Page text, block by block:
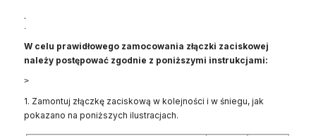
.
.
W celu prawidłowego zamocowania złączki zaciskowej
należy postępować zgodnie z poniższymi instrukcjami:
>
1. Zamontuj złączkę zaciskową w kolejności i w śniegu, jak
pokazano na poniższych ilustracjach.